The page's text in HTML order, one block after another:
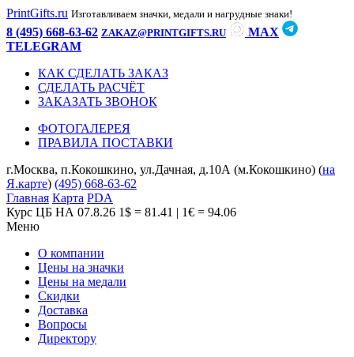
PrintGifts.ru Изготавливаем значки, медали и нагрудные знаки!
8 (495) 668-63-62 ZAKAZ@PRINTGIFTS.RU
MAX
TELEGRAM
КАК СДЕЛАТЬ ЗАКАЗ
СДЕЛАТЬ РАСЧЁТ
ЗАКАЗАТЬ ЗВОНОК
ФОТОГАЛЕРЕЯ
ПРАВИЛА ПОСТАВКИ
г.Москва, п.Кокошкино, ул.Дачная, д.10А (м.Кокошкино) (на
Я.карте) (495) 668-63-62
Главная Карта PDA
Курс ЦБ НА 07.8.26 1$ = 81.41 | 1€ = 94.06
Меню
О компании
Цены на значки
Цены на медали
Скидки
Доставка
Вопросы
Директору